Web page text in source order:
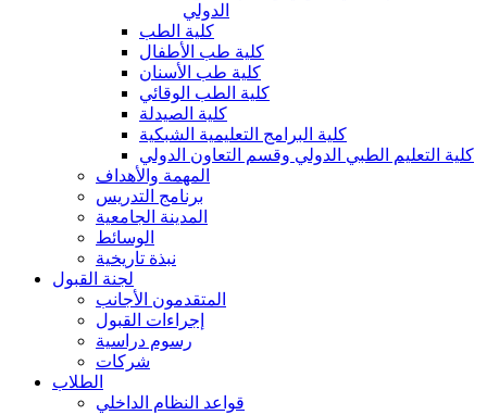
الدولي
كلية الطب
كلية طب الأطفال
كلية طب الأسنان
كلية الطب الوقائي
كلية الصيدلة
كلية البرامج التعليمية الشبكية
كلية التعليم الطبي الدولي وقسم التعاون الدولي
المهمة والأهداف
برنامج التدريس
المدينة الجامعية
الوسائط
نبذة تاريخية
لجنة القبول
المتقدمون الأجانب
إجراءات القبول
رسوم دراسية
شركات
الطلاب
قواعد النظام الداخلي